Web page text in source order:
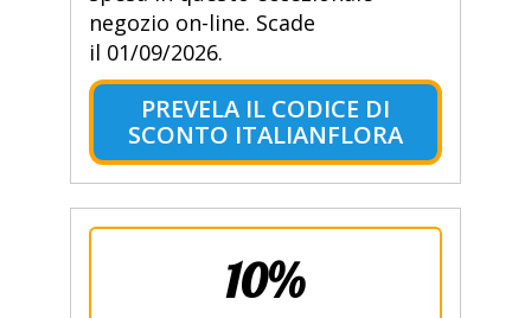
negozio on-line. Scade
il 01/09/2026.
PREVELA IL CODICE DI
SCONTO ITALIANFLORA
10%